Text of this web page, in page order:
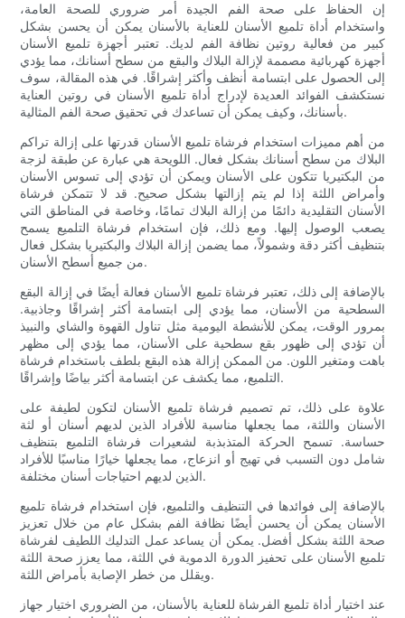
إن الحفاظ على صحة الفم الجيدة أمر ضروري للصحة العامة،
واستخدام أداة تلميع الأسنان للعناية بالأسنان يمكن أن يحسن بشكل
كبير من فعالية روتين نظافة الفم لديك. تعتبر أجهزة تلميع الأسنان
أجهزة كهربائية مصممة لإزالة البلاك والبقع من سطح أسنانك، مما يؤدي
إلى الحصول على ابتسامة أنظف وأكثر إشراقًا. في هذه المقالة، سوف
نستكشف الفوائد العديدة لإدراج أداة تلميع الأسنان في روتين العناية
بأسنانك، وكيف يمكن أن تساعدك في تحقيق صحة الفم المثالية.
من أهم مميزات استخدام فرشاة تلميع الأسنان قدرتها على إزالة تراكم
البلاك من سطح أسنانك بشكل فعال. اللويحة هي عبارة عن طبقة لزجة
من البكتيريا تتكون على الأسنان ويمكن أن تؤدي إلى تسوس الأسنان
وأمراض اللثة إذا لم يتم إزالتها بشكل صحيح. قد لا تتمكن فرشاة
الأسنان التقليدية دائمًا من إزالة البلاك تمامًا، وخاصة في المناطق التي
يصعب الوصول إليها. ومع ذلك، فإن استخدام فرشاة التلميع يسمح
بتنظيف أكثر دقة وشمولاً، مما يضمن إزالة البلاك والبكتيريا بشكل فعال
من جميع أسطح الأسنان.
بالإضافة إلى ذلك، تعتبر فرشاة تلميع الأسنان فعالة أيضًا في إزالة البقع
السطحية من الأسنان، مما يؤدي إلى ابتسامة أكثر إشراقًا وجاذبية.
بمرور الوقت، يمكن للأنشطة اليومية مثل تناول القهوة والشاي والنبيذ
أن تؤدي إلى ظهور بقع سطحية على الأسنان، مما يؤدي إلى مظهر
باهت ومتغير اللون. من الممكن إزالة هذه البقع بلطف باستخدام فرشاة
التلميع، مما يكشف عن ابتسامة أكثر بياضًا وإشراقًا.
علاوة على ذلك، تم تصميم فرشاة تلميع الأسنان لتكون لطيفة على
الأسنان واللثة، مما يجعلها مناسبة للأفراد الذين لديهم أسنان أو لثة
حساسة. تسمح الحركة المتذبذبة لشعيرات فرشاة التلميع بتنظيف
شامل دون التسبب في تهيج أو انزعاج، مما يجعلها خيارًا مناسبًا للأفراد
الذين لديهم احتياجات أسنان مختلفة.
بالإضافة إلى فوائدها في التنظيف والتلميع، فإن استخدام فرشاة تلميع
الأسنان يمكن أن يحسن أيضًا نظافة الفم بشكل عام من خلال تعزيز
صحة اللثة بشكل أفضل. يمكن أن يساعد عمل التدليك اللطيف لفرشاة
تلميع الأسنان على تحفيز الدورة الدموية في اللثة، مما يعزز صحة اللثة
ويقلل من خطر الإصابة بأمراض اللثة.
عند اختيار أداة تلميع الفرشاة للعناية بالأسنان، من الضروري اختيار جهاز